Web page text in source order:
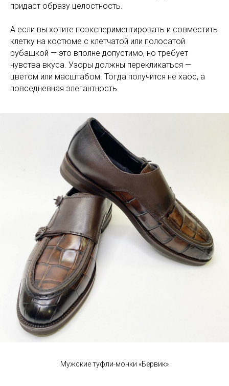
придаст образу целостность.
А если вы хотите поэкспериментировать и совместить
клетку на костюме с клетчатой или полосатой
рубашкой — это вполне допустимо, но требует
чувства вкуса. Узоры должны перекликаться —
цветом или масштабом. Тогда получится не хаос, а
повседневная элегантность.
Мужские туфли-монки «Бервик»